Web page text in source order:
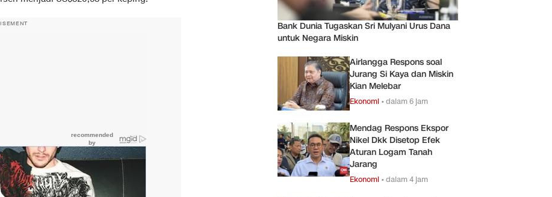
Bank Dunia Tugaskan Sri Mulyani Urus Dana
untuk Negara Miskin
Airlangga Respons soal
Jurang Si Kaya dan Miskin
Kian Melebar
Ekonomi •dalam 6 jam
Mendag Respons Ekspor
Nikel Dkk Disetop Efek
Aturan Logam Tanah
Jarang
Ekonomi •dalam 4 jam